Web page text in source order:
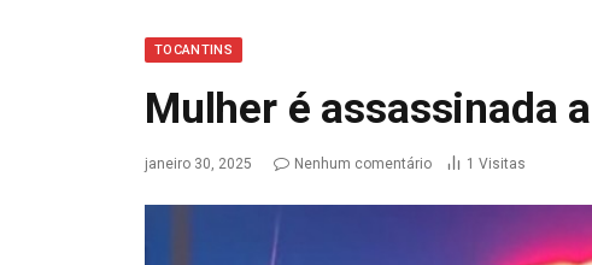
TOCANTINS
Mulher é assassinada
janeiro 30, 2025 Nenhum comentário 1 Visitas